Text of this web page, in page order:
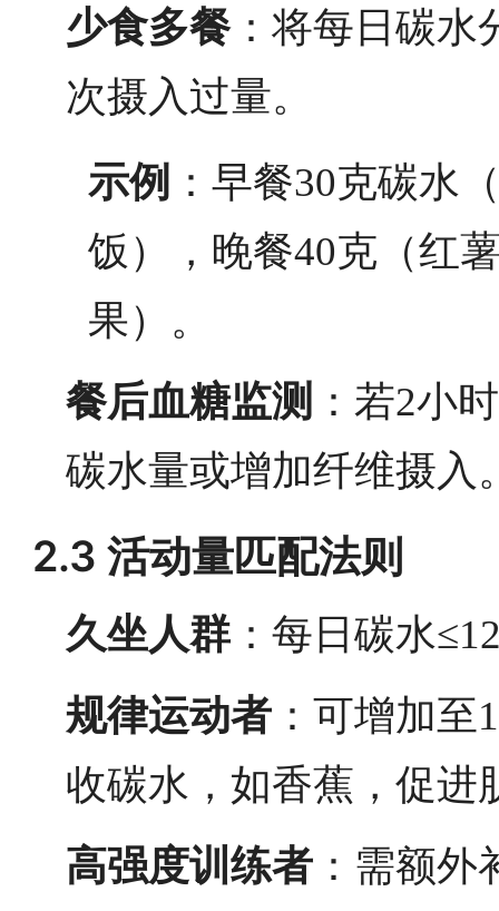
少食多餐：将每日碳水
次摄入过量。
示例 ：早餐30克碳水
饭），晚餐40克（红
果）。
餐后血糖监测 ：若2小
碳水量或增加纤维摄入
2.3 活动量匹配法则
久坐人群 ：每日碳水
规律运动者 ：可增加
收碳水，如香蕉，促进
高强度训练者 ：需额